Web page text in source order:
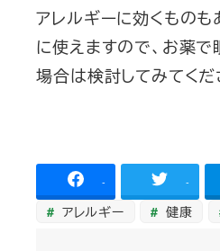
アレルギーに効くものも
に使えますので、お薬
場合は検討してみてくだ
- -
アレルギー 健康